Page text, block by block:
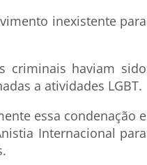
inexistente para
criminais haviam sido
a atividades LGBT.
essa condenação e
Internacional para